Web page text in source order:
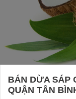
BÁN DỪA SÁP
QUẬN TÂN